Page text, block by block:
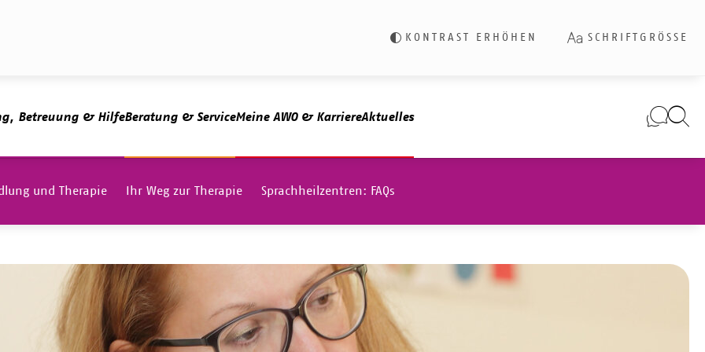
KONTRAST ERHÖHEN SCHRIFTGRÖSSE
Betreuung & HilfeBeratung & ServiceMeine AWO & KarriereAktuelles
und Therapie Ihr Weg zur Therapie Sprachheilzentren: FAQs